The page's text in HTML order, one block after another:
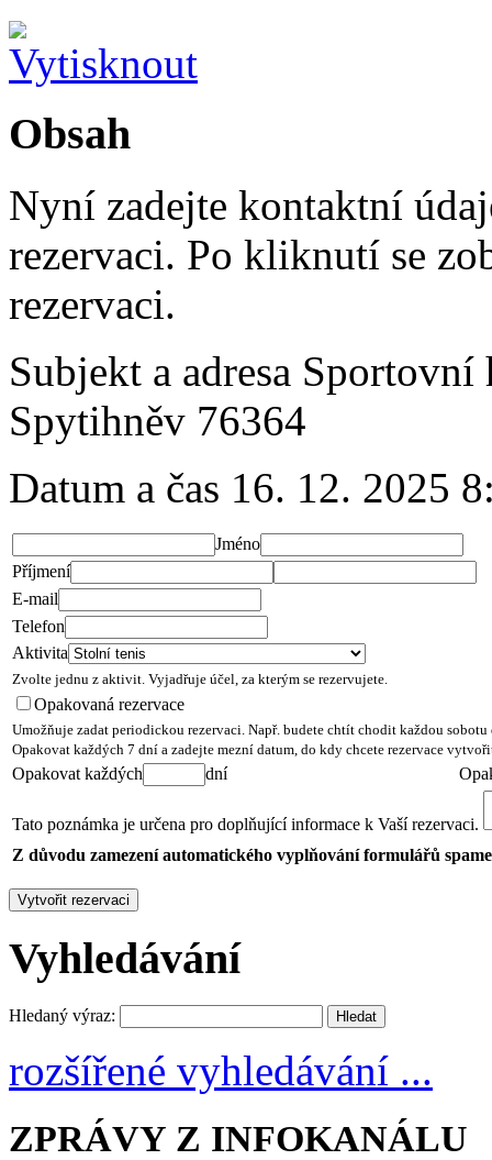
Obsah
Nyní zadejte kontaktní
rezervaci. Po kliknutí se
rezervaci.
Subjekt a adresa Sportovní
Spytihněv 76364
Datum a čas 16. 12. 2025
Jméno
Příjmení
E-mail
Telefon
Aktivita
Zvolte jednu z aktivit. Vyjadřuje účel, za kterým se rezervujete.
Opakovaná rezervace
Umožňuje zadat periodickou rezervaci. Např. budete chtít chodit každou
Opakovat každých 7 dní a zadejte mezní datum, do kdy chcete rezervace
Opakovat každých dní
Tato poznámka je určena pro doplňující informace k Vaší rezervaci.
Z důvodu zamezení automatického vyplňování formulářů
Vyhledávání
Hledaný výraz:
rozšířené vyhledávání ...
ZPRÁVY Z INFOKANÁLU